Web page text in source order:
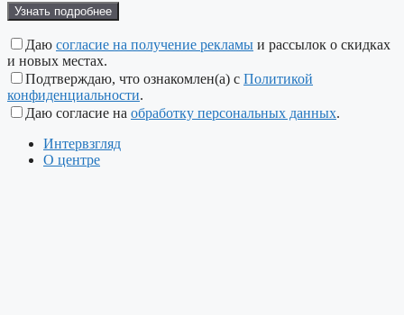
это
поле
пустым.
Даю согласие на получение рекламы и рассылок о скидках
и новых местах.
Подтверждаю, что ознакомлен(а) с Политикой
конфиденциальности.
Даю согласие на обработку персональных данных.
Интервзгляд
О центре